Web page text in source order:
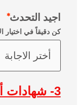
اجيد التحدث
كن دقيقاً في اختيار
أختر الاجابة
3- شهادات أو رخص تدريب